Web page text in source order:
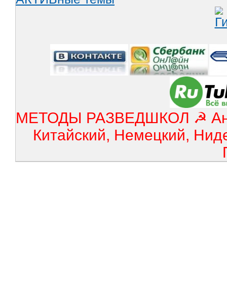
МЕТОДЫ РАЗВЕДШКОЛ ☭
Китайский, Немецкий,